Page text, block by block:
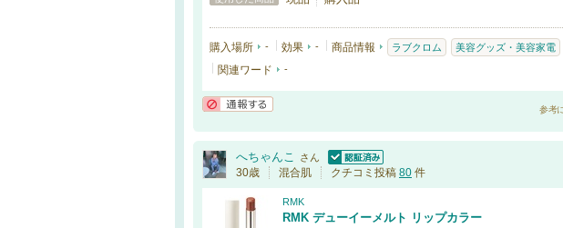
購入場所 - 効果 - 商品情報 ラブクロム 美容グッズ・美容家電
関連ワード -
参考
へちゃんこ
さん
認証済
30歳 混合肌 クチコミ投稿 80 件
RMK
RMK デューイーメルト リップカラー